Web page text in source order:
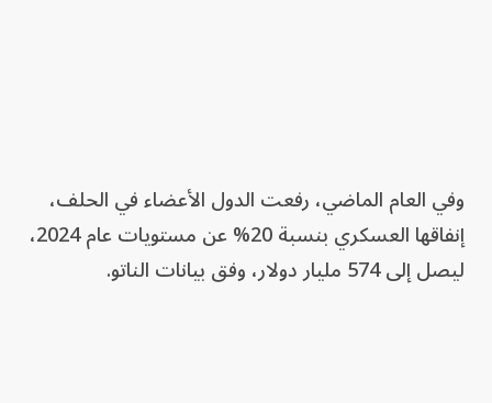
وفي العام الماضي، رفعت الدول الأعضاء في الحلف،
إنفاقها العسكري بنسبة 20% عن مستويات عام 2024،
ليصل إلى 574 مليار دولار، وفق بيانات الناتو.